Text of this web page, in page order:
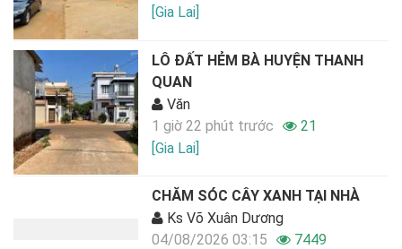
[Gia Lai]
LÔ ĐẤT HẺM BÀ HUYỆN THANH
QUAN
Văn
1 giờ 22 phút trước
21
[Gia Lai]
CHĂM SÓC CÂY XANH TẠI NHÀ
Ks Võ Xuân Dương
04/08/2026 03:15
7449